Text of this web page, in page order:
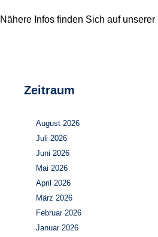
Nähere Infos finden Sich auf unserer
Zeitraum
August 2026
Juli 2026
Juni 2026
Mai 2026
April 2026
März 2026
Februar 2026
Januar 2026